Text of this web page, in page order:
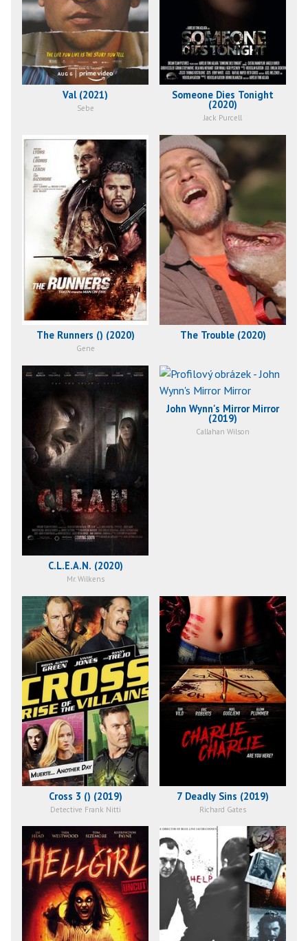
Val (2021)
Sebe
Someone Dies Tonight
(2020)
Jack Purcell
The Runners () (2020)
Gene
The Trouble (2020)
C.L.E.A.N. (2020)
Mr. Wilkens
John Wynn's Mirror Mirror
(2019)
Callahan Wilson
Cross 3 () (2019)
Detective Frank Nitti
7 Deadly Sins (2019)
Richard Gates